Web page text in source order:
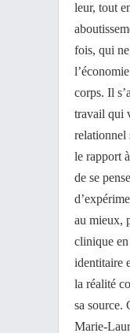
leur, tout
fois, qui
corps. Il
travail qui
relationnel
le rapport
de se
au mieux,
clinique
identitaire
la réalité
sa source.
Marie-